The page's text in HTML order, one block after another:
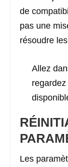
de
pas une
résoudre
Allez
Les